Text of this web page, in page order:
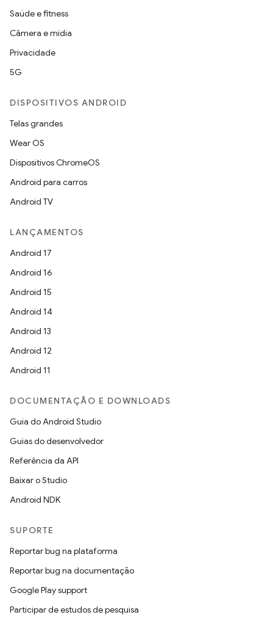
Saúde e fitness
Câmera e mídia
Privacidade
5G
DISPOSITIVOS ANDROID
Telas grandes
Wear OS
Dispositivos ChromeOS
Android para carros
Android TV
LANÇAMENTOS
Android 17
Android 16
Android 15
Android 14
Android 13
Android 12
Android 11
DOCUMENTAÇÃO E DOWNLOADS
Guia do Android Studio
Guias do desenvolvedor
Referência da API
Baixar o Studio
Android NDK
SUPORTE
Reportar bug na plataforma
Reportar bug na documentação
Google Play support
Participar de estudos de pesquisa